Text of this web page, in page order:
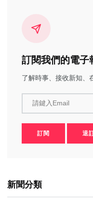
訂閱我們的電子
了解時事、接收新知、
請鍵入Email
訂閱 退
新聞分類